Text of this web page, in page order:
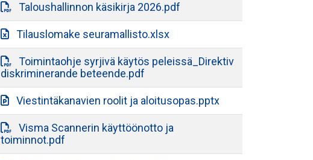
Taloushallinnon käsikirja 2026.pdf
Tilauslomake seuramallisto.xlsx
Toimintaohje syrjivä käytös peleissä_Direktiv
diskriminerande beteende.pdf
Viestintäkanavien roolit ja aloitusopas.pptx
Visma Scannerin käyttöönotto ja
toiminnot.pdf